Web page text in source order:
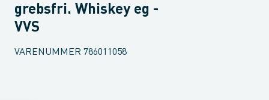
grebsfri. Whiskey eg -
VVS
VARENUMMER 786011058